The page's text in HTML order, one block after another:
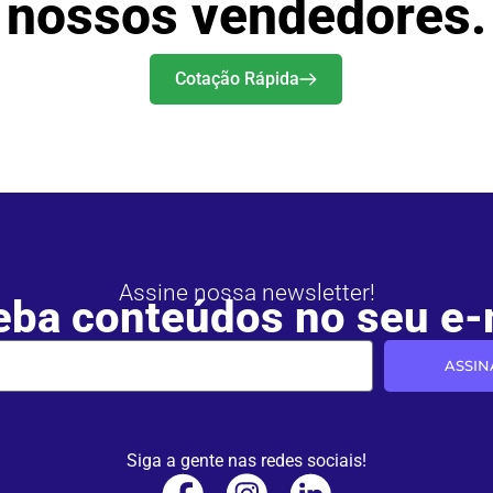
nossos vendedores.
Cotação Rápida
Assine nossa newsletter!
conteúdos no seu
Siga a gente nas redes sociais!